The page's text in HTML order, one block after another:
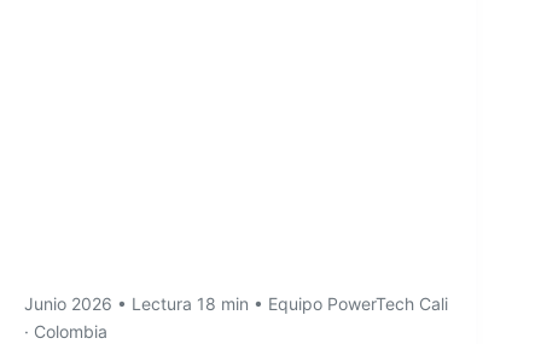
Junio 2026 • Lectura 18 min • Equipo PowerTech Cali
· Colombia